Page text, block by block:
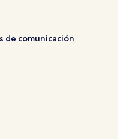
de comunicación